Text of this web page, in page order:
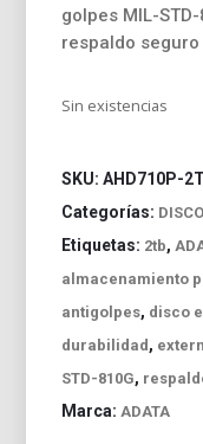
golpes MIL-
respaldo seguro
Sin existencias
SKU:AHD710P-
Categorías:
Etiquetas: 2tb,
almacenamiento
antigolpes, disco
durabilidad,
STD-810G,
Marca: ADATA